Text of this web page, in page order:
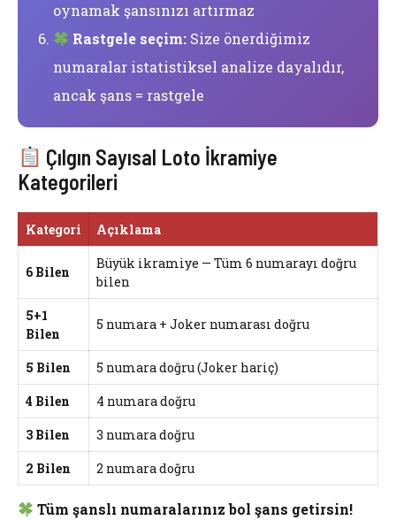
oynamak şansınızı artırmaz
Rastgele seçim: Size önerdiğimiz
numaralar istatistiksel analize dayalıdır,
ancak şans = rastgele
Çılgın Sayısal Loto İkramiye
Kategorileri
Kategori Açıklama
6 Bilen
Büyük ikramiye — Tüm 6 numarayı doğru
bilen
5+1
Bilen
5 numara + Joker numarası doğru
5 Bilen
5 numara doğru (Joker hariç)
4 Bilen
4 numara doğru
3 Bilen
3 numara doğru
2 Bilen
2 numara doğru
Tüm şanslı numaralarınız bol şans getirsin!